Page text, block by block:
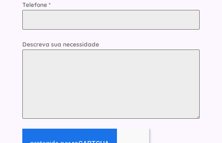
Telefone *
Descreva sua necessidade